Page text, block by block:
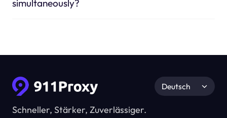
simultaneously?
Schneller, Stärker, Zuverlässiger.
Deutsch